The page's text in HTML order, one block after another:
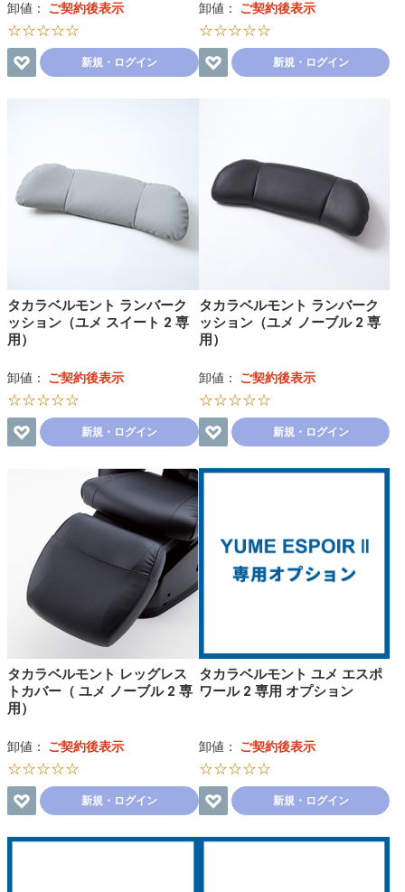
卸値： ご契約後表示
☆☆☆☆☆
新規・ログイン
卸値： ご契約後表示
☆☆☆☆☆
新規・ログイン
タカラベルモント ランバーク
ッション（ユメ スイート 2 専
用）
卸値： ご契約後表示
☆☆☆☆☆
新規・ログイン
タカラベルモント ランバーク
ッション（ユメ ノーブル 2 専
用）
卸値： ご契約後表示
☆☆☆☆☆
新規・ログイン
タカラベルモント レッグレス
トカバー（ ユメ ノーブル 2 専
用）
卸値： ご契約後表示
☆☆☆☆☆
新規・ログイン
タカラベルモント ユメ エスポ
ワール 2 専用 オプション
卸値： ご契約後表示
☆☆☆☆☆
新規・ログイン